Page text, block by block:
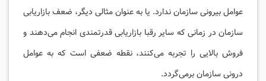
عوامل بیرونی سازمان ندارد. یا به عنوان مثالی دیگر، ضعف بازاریابی
سازمان در زمانی که سایر رقبا بازاریابی قدرتمندی انجام می‌دهند و
فروش بالایی را تجربه می‌کنند، نقطه ضعفی است که به عوامل
درونی سازمان برمی‌گردد.